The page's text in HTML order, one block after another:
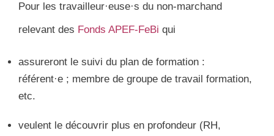
Pour les travailleur·euse·s du non-marchand
relevant des Fonds APEF-FeBi qui
assureront le suivi du plan de formation :
référent·e ; membre de groupe de travail formation,
etc.
veulent le découvrir plus en profondeur (RH,